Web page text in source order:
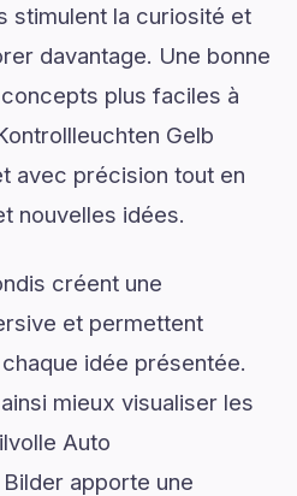
stimulent la curiosité et
davantage. Une bonne
plus faciles à
Gelb
avec précision tout en
nouvelles idées.
créent une
et permettent
idée présentée.
mieux visualiser les
Auto
apporte une